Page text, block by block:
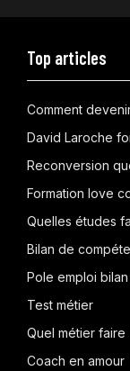
Top articles
Comment
David Laroche
Reconversion
Formation love
Quelles études
Bilan de
Pole emploi
Test métier
Quel métier faire
Coach en amour